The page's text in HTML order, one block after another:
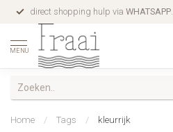
direct shopping hulp via WHATSAPP.
MENU
Home / Tags / kleurrijk